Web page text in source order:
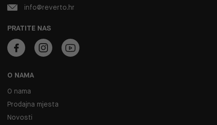
O NAMA
O nama
Prodajna mjesta
Novosti
PRATITE NAS
info@reverto.hr